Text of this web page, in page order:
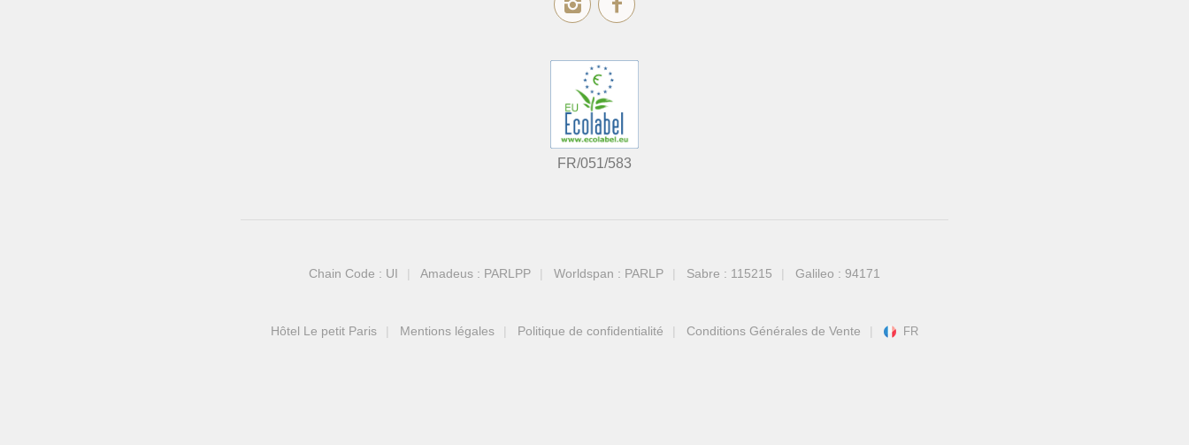
FR/051/583
Chain Code : UI Amadeus : PARLPP Worldspan : PARLP Sabre : 115215 Galileo : 94171
Hôtel Le petit Paris Mentions légales Politique de confidentialité Conditions Générales de Vente FR